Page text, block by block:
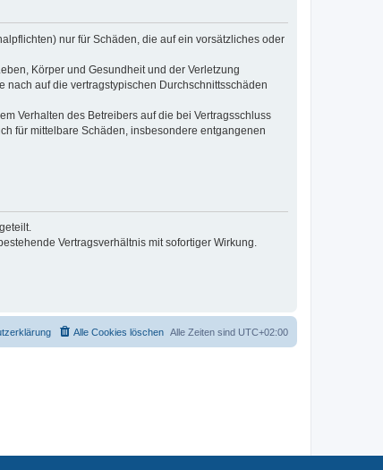
nur für Schäden, die auf ein vorsätzliches oder
Körper und Gesundheit und der Verletzung
auf die vertragstypischen Durchschnittsschäden
Verhalten des Betreibers auf die bei Vertragsschluss
für mittelbare Schäden, insbesondere entgangenen
Vertragsverhältnis mit sofortiger Wirkung.
Alle Zeiten sind UTC+02:00
Alle Cookies löschen